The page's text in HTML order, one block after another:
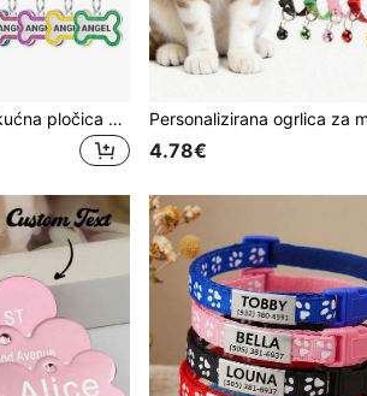
1 kom prilagođena kućna pločica za pse s tekstom, gravirana za kućne ljubimce, za ogrlicu, gliter pločica s imenom, 2 veličine: S/M, ID pločica u obliku kosti, od nehrđajućeg čelika, pločica za mačke, izdržljiva, personalizirani poklon
4.78€